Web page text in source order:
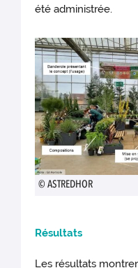
été administrée.
© ASTREDHOR
Résultats
Les résultats